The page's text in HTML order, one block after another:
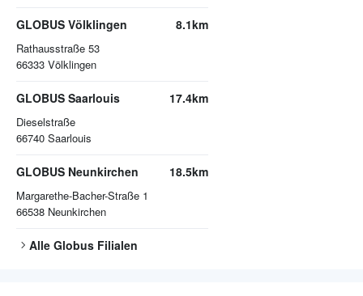
GLOBUS Völklingen
Rathausstraße 53
66333 Völklingen
8.1km
GLOBUS Saarlouis
Dieselstraße
66740 Saarlouis
17.4km
GLOBUS Neunkirchen
Margarethe-Bacher-Straße 1
66538 Neunkirchen
18.5km
Alle Globus Filialen